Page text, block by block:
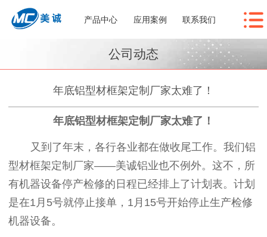
产品中心 应用案例 联系我们
公司动态
年底铝型材框架定制厂家太难了！
年底铝型材框架定制厂家太难了！
又到了年末，各行各业都在做收尾工作。我们铝
型材框架定制厂家——美诚铝业也不例外。这不，所
有机器设备停产检修的日程已经排上了计划表。计划
是在1月5号就停止接单，1月15号开始停止生产检修
机器设备。